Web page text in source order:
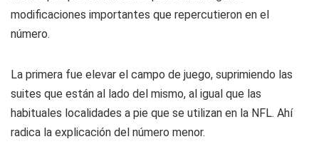
modificaciones importantes que repercutieron en el
número.
La primera fue elevar el campo de juego, suprimiendo las
suites que están al lado del mismo, al igual que las
habituales localidades a pie que se utilizan en la NFL. Ahí
radica la explicación del número menor.